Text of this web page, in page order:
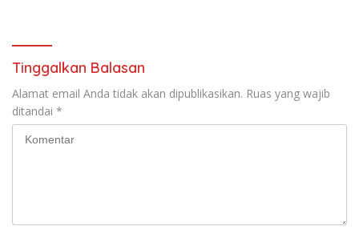
Tinggalkan Balasan
Alamat email Anda tidak akan dipublikasikan. Ruas yang wajib
ditandai *